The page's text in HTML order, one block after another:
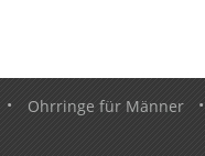
• Ohrringe für Männer •